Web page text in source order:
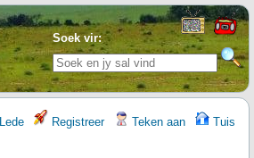
Soek vir:
Lede Registreer Teken aan Tuis